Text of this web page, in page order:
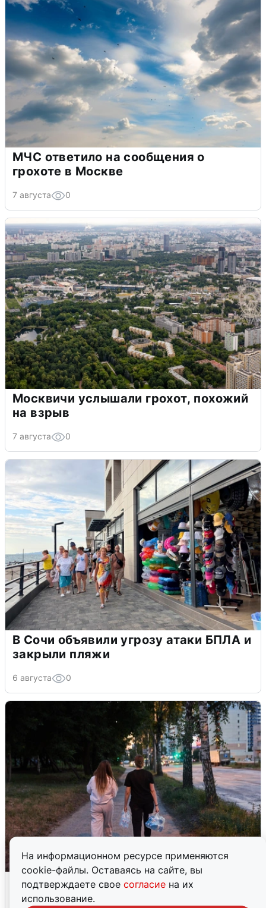
На информационном ресурсе применяются
cookie-файлы. Оставаясь на сайте, вы
подтверждаете свое согласие на их
использование.
МЧС ответило на сообщения о
грохоте в Москве
7 августа 0
Москвичи услышали грохот, похожий
на взрыв
7 августа 0
В Сочи объявили угрозу атаки БПЛА и
закрыли пляжи
6 августа 0
Опубликована карта отключений
воды в Воронеже